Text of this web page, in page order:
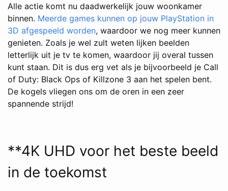
Alle actie komt nu daadwerkelijk jouw woonkamer
binnen. Meerde games kunnen op jouw PlayStation in
3D afgespeeld worden, waardoor we nog meer kunnen
genieten. Zoals je wel zult weten lijken beelden
letterlijk uit je tv te komen, waardoor jij overal tussen
kunt staan. Dit is dus erg vet als je bijvoorbeeld je Call
of Duty: Black Ops of Killzone 3 aan het spelen bent.
De kogels vliegen ons om de oren in een zeer
spannende strijd!
**4K UHD voor het beste beeld
in de toekomst